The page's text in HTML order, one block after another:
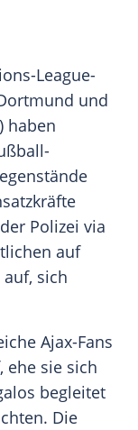
League-
und
haben
Polizei via
auf
sich
Ajax-Fans
ehe sie sich
begleitet
Die